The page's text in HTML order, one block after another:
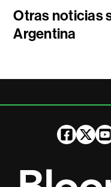
Otras noticias
Argentina